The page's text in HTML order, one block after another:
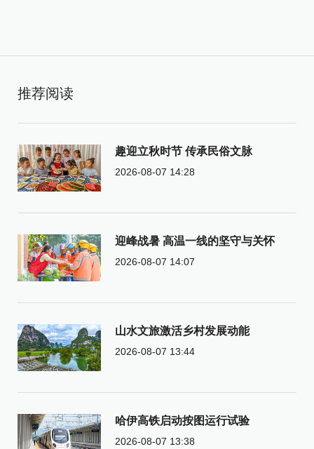
推荐阅读
趣迎立秋时节 传承民俗文脉
2026-08-07 14:28
迎峰战暑 高温一线的坚守与关怀
2026-08-07 14:07
山水文旅激活乡村发展动能
2026-08-07 13:44
哈伊高铁启动按图运行试验
2026-08-07 13:38